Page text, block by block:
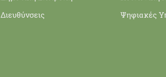
Διευθύνσεις
Ψηφιακές